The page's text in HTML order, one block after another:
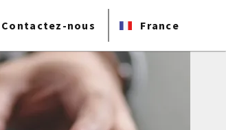
Contactez-nous France